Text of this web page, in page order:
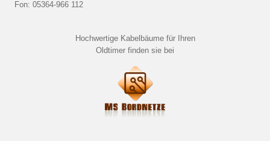
Fon: 05364-966 112
Hochwertige Kabelbäume für Ihren
Oldtimer finden sie bei